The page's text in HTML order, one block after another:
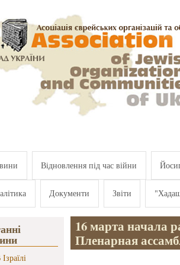
Відновлення під час війни
Документи Звіти
16 марта начала
Пленарная